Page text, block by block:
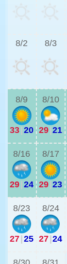
8/2 8/3
8/9
33|20
8/10
29|21
8/16
29|24
8/17
29|23
8/23
27|25
8/24
27|24